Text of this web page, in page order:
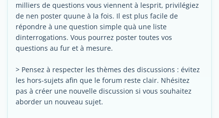
milliers de questions vous viennent à lesprit, privilégiez
de nen poster quune à la fois. Il est plus facile de
répondre à une question simple quà une liste
dinterrogations. Vous pourrez poster toutes vos
questions au fur et à mesure.
> Pensez à respecter les thèmes des discussions : évitez
les hors-sujets afin que le forum reste clair. Nhésitez
pas à créer une nouvelle discussion si vous souhaitez
aborder un nouveau sujet.